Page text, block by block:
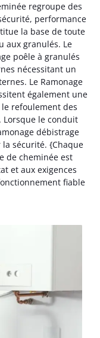
regroupe des
performance
la base de toute
aux granulés. Le
poêle à granulés
nécessitant un
Le Ramonage
également une
refoulement des
Lorsque le conduit
débistrage
sécurité. {Chaque
de cheminée est
et aux exigences
fiable